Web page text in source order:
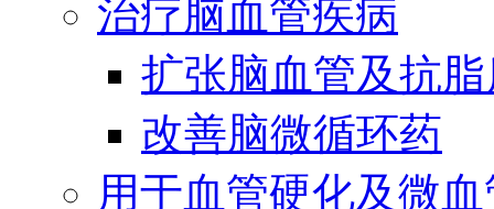
治疗脑血管疾病
扩张脑血管及抗
改善脑微循环药
用于血管硬化及微